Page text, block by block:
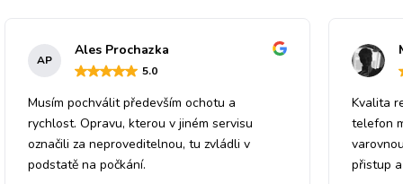
AP
Ales Prochazka
5.0
Musím pochválit především ochotu a
rychlost. Opravu, kterou v jiném servisu
označili za neproveditelnou, tu zvládli v
podstatě na počkání.
Kvalita
telefon
přistup